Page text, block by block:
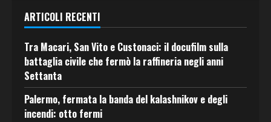
ARTICOLI RECENTI
Tra Macari, San Vito e Custonaci: il docufilm sulla
battaglia civile che fermò la raffineria negli anni
Settanta
Palermo, fermata la banda del kalashnikov e degli
incendi: otto fermi